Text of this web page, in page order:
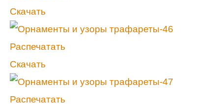
Скачать
Распечатать
Скачать
Распечатать